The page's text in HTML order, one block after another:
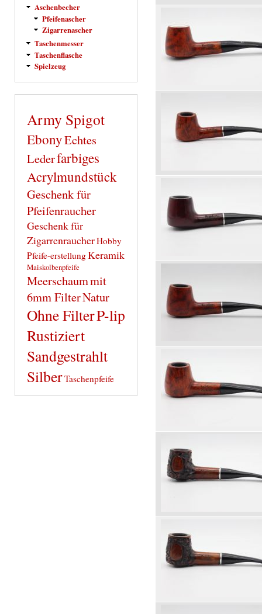
Aschenbecher
Pfeifenascher
Zigarrenascher
Taschenmesser
Taschenflasche
Spielzeug
Army Spigot
EbonyEchtes
Lederfarbiges
Acrylmundstück
Geschenk für
Pfeifenraucher
Geschenk für
ZigarrenraucherHobby
Pfeife-erstellungKeramik
Maiskolbenpfeife
Meerschaummit
6mm FilterNatur
Ohne FilterP-lip
Rustiziert
Sandgestrahlt
SilberTaschenpfeife